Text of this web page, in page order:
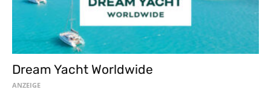
Dream Yacht Worldwide
ANZEIGE